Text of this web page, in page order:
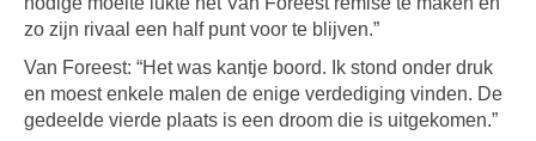
zo zijn rivaal een half punt voor te blijven.”
Van Foreest: “Het was kantje boord. Ik stond onder druk
en moest enkele malen de enige verdediging vinden. De
gedeelde vierde plaats is een droom die is uitgekomen.”